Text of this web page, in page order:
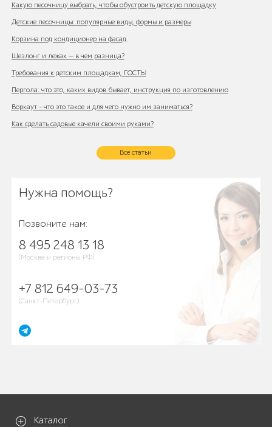
Какую песочницу выбрать, чтобы обустроить детскую площадку
Детские песочницы: популярные виды, формы и размеры
Корзина под кондиционер на фасад
Шезлонг и лежак — в чем разница?
Требования к детским площадкам, ГОСТЫ
Пергола: что это, каких видов бывает, инструкция по изготовлению
Воркаут - что это такое и для чего нужно им заниматься?
Как сделать садовые качели своими руками?
Все статьи
Нужна помощь?
Позвоните нам:
8 495 248 13 18
(Москва и регионы РФ)
+7 812 649-03-73
(Санкт-Петербург)
Каталог